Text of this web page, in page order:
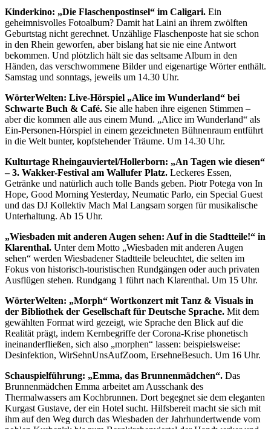
Kinderkino: „Die Flaschenpostinsel“ im Caligari. Ein
geheimnisvolles Fotoalbum? Damit hat Laini an ihrem zwölften
Geburtstag nicht gerechnet. Unzählige Flaschenposte hat sie schon
in den Rhein geworfen, aber bislang hat sie nie eine Antwort
bekommen. Und plötzlich hält sie das seltsame Album in den
Händen, das verschwommene Bilder und eigenartige Wörter enthält.
Samstag und sonntags, jeweils um 14.30 Uhr.
WörterWelten: Live-Hörspiel „Alice im Wunderland“ bei
Schwarte Buch & Café. Sie alle haben ihre eigenen Stimmen –
aber die kommen alle aus einem Mund. „Alice im Wunderland“ als
Ein-Personen-Hörspiel in einem gezeichneten Bühnenraum entführt
in die Welt bunter, kopfstehender Träume. Um 14.30 Uhr.
Kulturtage Rheingauviertel/Hollerborn: „An Tagen wie diesen“
– 3. Wakker-Festival am Wallufer Platz. Leckeres Essen,
Getränke und natürlich auch tolle Bands geben. Piotr Potega von In
Hope, Good Morning Yesterday, Neumatic Parlo, ein Special Guest
und das DJ Kollektiv Mach Mal Langsam sorgen für musikalische
Unterhaltung. Ab 15 Uhr.
„Wiesbaden mit anderen Augen sehen: Auf in die Stadtteile!“ in
Klarenthal. Unter dem Motto „Wiesbaden mit anderen Augen
sehen“ werden Wiesbadener Stadtteile beleuchtet, die selten im
Fokus von historisch-touristischen Rundgängen oder auch privaten
Ausflügen stehen. Rundgang 1 führt nach Klarenthal. Um 15 Uhr.
WörterWelten: „Morph“ Wortkonzert mit Tanz & Visuals in
der Bibliothek der Gesellschaft für Deutsche Sprache. Mit dem
gewählten Format wird gezeigt, wie Sprache den Blick auf die
Realität prägt, indem Kernbegriffe der Corona-Krise phonetisch
ineinanderfließen, sich also „morphen“ lassen: beispielsweise:
Desinfektion, WirSehnUnsAufZoom, ErsehneBesuch. Um 16 Uhr.
Schauspielführung: „Emma, das Brunnenmädchen“. Das
Brunnenmädchen Emma arbeitet am Ausschank des
Thermalwassers am Kochbrunnen. Dort begegnet sie dem eleganten
Kurgast Gustave, der ein Hotel sucht. Hilfsbereit macht sie sich mit
ihm auf den Weg durch das Wiesbaden der Jahrhundertwende vom